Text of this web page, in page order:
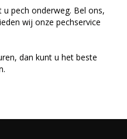
pech onderweg. Bel ons,
wij onze pechservice
dan kunt u het beste